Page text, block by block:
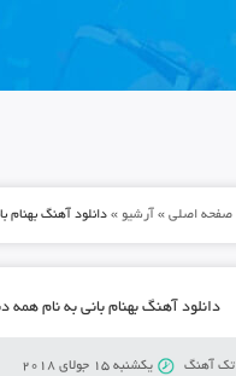
صفحه اصلی» آرشیو » دانلود آهنگ بهنام
دانلود آهنگ بهنام بانی به نام همه
تک آهنگ یکشنبه 15 جولای 2018